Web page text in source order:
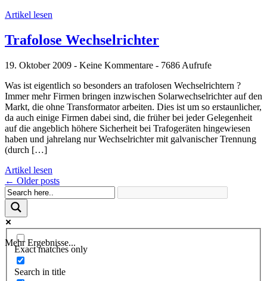
Artikel lesen
Trafolose Wechselrichter
19. Oktober 2009 - Keine Kommentare - 7686 Aufrufe
Was ist eigentlich so besonders an trafolosen Wechselrichtern ?
Immer mehr Firmen bringen inzwischen Solarwechselrichter auf den
Markt, die ohne Transformator arbeiten. Dies ist um so erstaunlicher,
da auch einige Firmen dabei sind, die früher bei jeder Gelegenheit
auf die angeblich höhere Sicherheit bei Trafogeräten hingewiesen
haben und jahrelang nur Wechselrichter mit galvanischer Trennung
(durch […]
Artikel lesen
Posts
navigation
← Older posts
Mehr Ergebnisse...
Exact matches only
Search in title